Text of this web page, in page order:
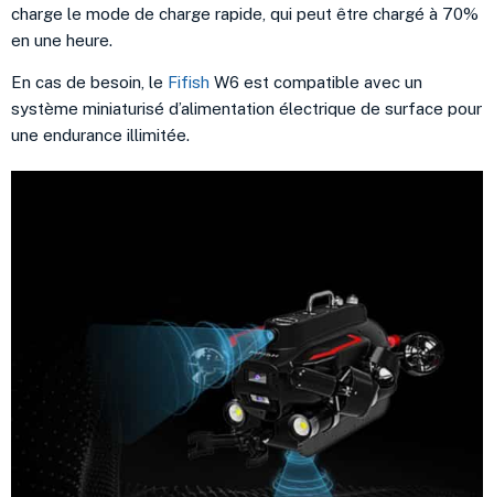
charge le mode de charge rapide, qui peut être chargé à 70%
en une heure.
En cas de besoin, le Fifish W6 est compatible avec un
système miniaturisé d’alimentation électrique de surface pour
une endurance illimitée.